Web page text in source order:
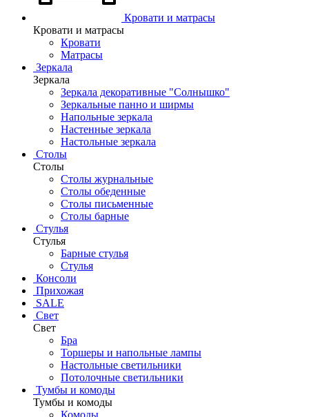
Кровати и матрасы
Кровати и матрасы
Кровати
Матрасы
Зеркала
Зеркала
Зеркала декоративные "Солнышко"
Зеркальные панно и ширмы
Напольные зеркала
Настенные зеркала
Настольные зеркала
Столы
Столы
Столы журнальные
Столы обеденные
Столы письменные
Столы барные
Стулья
Стулья
Барные стулья
Стулья
Консоли
Прихожая
SALE
Свет
Свет
Бра
Торшеры и напольные лампы
Настольные светильники
Потолочные светильники
Тумбы и комоды
Тумбы и комоды
Комоды